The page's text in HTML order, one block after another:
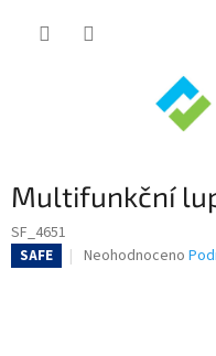
Multifunkční
SF_4651
SAFE
Průměrné
Neohodnoceno